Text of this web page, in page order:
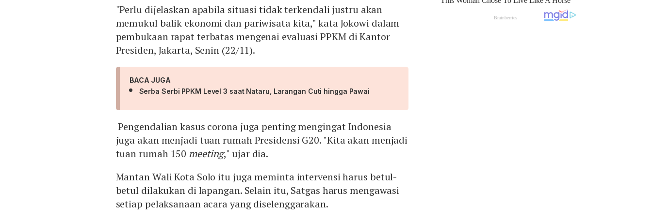
"Perlu dijelaskan apabila situasi tidak terkendali justru akan
memukul balik ekonomi dan pariwisata kita," kata Jokowi dalam
pembukaan rapat terbatas mengenai evaluasi PPKM di Kantor
Presiden, Jakarta, Senin (22/11).
BACA JUGA
Serba Serbi PPKM Level 3 saat Nataru, Larangan Cuti hingga Pawai
Pengendalian kasus corona juga penting mengingat Indonesia
juga akan menjadi tuan rumah Presidensi G20. "Kita akan menjadi
tuan rumah 150 meeting," ujar dia.
Mantan Wali Kota Solo itu juga meminta intervensi harus betul-
betul dilakukan di lapangan. Selain itu, Satgas harus mengawasi
setiap pelaksanaan acara yang diselenggarakan.